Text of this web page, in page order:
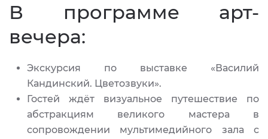
В программе арт-
вечера:
Экскурсия по выставке «Василий
Кандинский. Цветозвуки».
Гостей ждёт визуальное путешествие по
абстракциям великого мастера в
сопровождении мультимедийного зала с